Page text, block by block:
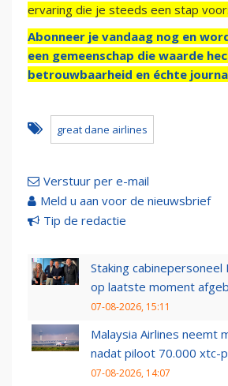
ervaring die je steeds een stap
Abonneer je vandaag nog en
een gemeenschap die waarde
betrouwbaarheid en échte
great dane airlines
Verstuur per e-mail
Meld u aan voor de nieuwsbrief
Tip de redactie
Staking cabinepersoneel
op laatste moment
07-08-2026, 15:11
Malaysia Airlines neemt
nadat piloot 70.000 xtc-
07-08-2026, 14:07